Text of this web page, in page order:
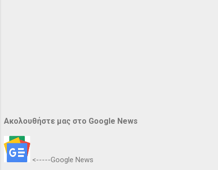
Ακολουθήστε μας στο Google News
<-----Google News